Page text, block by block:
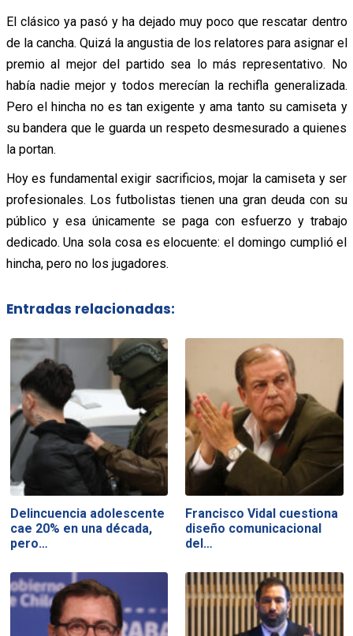
El clásico ya pasó y ha dejado muy poco que rescatar dentro
de la cancha. Quizá la angustia de los relatores para asignar el
premio al mejor del partido sea lo más representativo. No
había nadie mejor y todos merecían la rechifla generalizada.
Pero el hincha no es tan exigente y ama tanto su camiseta y
su bandera que le guarda un respeto desmesurado a quienes
la portan.
Hoy es fundamental exigir sacrificios, mojar la camiseta y ser
profesionales. Los futbolistas tienen una gran deuda con su
público y esa únicamente se paga con esfuerzo y trabajo
dedicado. Una sola cosa es elocuente: el domingo cumplió el
hincha, pero no los jugadores.
Entradas relacionadas:
Delincuencia adolescente
cae 20% en una década,
pero…
Francisco Vidal cuestiona
diseño comunicacional
del…